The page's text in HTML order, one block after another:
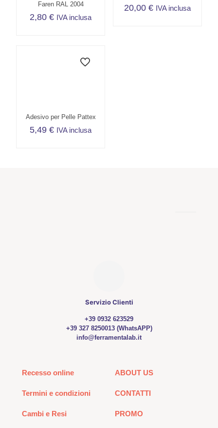
Faren RAL 2004
2,80€ IVA inclusa
20,00 € IVA inclusa
Adesivo per Pelle Pattex
5,49€ IVA inclusa
Servizio Clienti
+39 0932 623529
+39 327 8250013 (WhatsAPP)
info@ferramentalab.it
Recesso online
Termini e condizioni
Cambi e Resi
ABOUT US
CONTATTI
PROMO